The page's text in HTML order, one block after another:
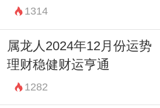
1314
属龙人2024年12月份运势
理财稳健财运亨通
1282